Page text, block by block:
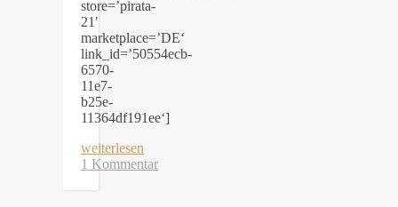
store=’pirata-
21′
marketplace=’DE‘
link_id=’50554ecb-
6570-
11e7-
b25e-
11364df191ee‘]
weiterlesen
1 Kommentar